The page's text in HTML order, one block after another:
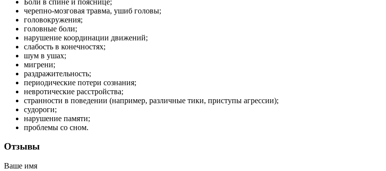
черепно-мозговая травма, ушиб головы;
головокружения;
головные боли;
нарушение координации движений;
слабость в конечностях;
шум в ушах;
мигрени;
раздражительность;
периодические потери сознания;
невротические расстройства;
странности в поведении (например, различные тики, приступы агрессии);
судороги;
нарушение памяти;
проблемы со сном.
Отзывы
Ваше имя